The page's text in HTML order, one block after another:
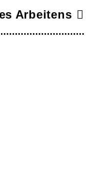
Arbeitens